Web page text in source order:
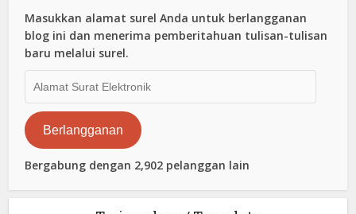
Masukkan alamat surel Anda untuk berlangganan
blog ini dan menerima pemberitahuan tulisan-tulisan
baru melalui surel.
Surat
Elektronik
Berlangganan
Bergabung dengan 2,902 pelanggan lain